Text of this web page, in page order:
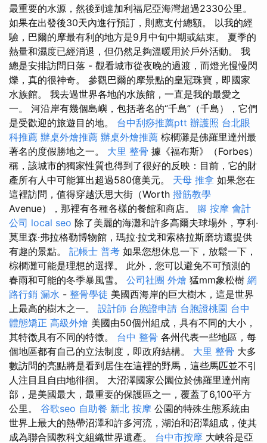
最重要的水源，然後到達加利福尼亞海灣超過2330公里。
如果在出發後30天內進行預訂，則應支付總額。 以我的經
驗，巴爾的摩最有利的地方是9月中旬中期或結束。 夏季的
熱量和濕度已經消退，但仍然足夠溫暖用於戶外活動。 我
總是安排訪問日落 - 觀看城市從夜晚的過渡，而燈光慢慢閃
爍，真的很神奇。 參觀巴爾的摩景點的皇冠珠寶，即國家
水族館。 我去過世界各地的水族館，一直是我的最愛之
一。 河沿岸有幾個島嶼，包括著名的“千島”（千島），它們
是受歡迎的旅遊目的地。 台中刮痧推薦ptt 辦護照 台北眼
科推薦 辦桌外燴推薦 辦桌外燴推薦 棕櫚灘是佛羅里達州最
著名的度假勝地之一。 大里 整骨 據《福布斯》（Forbes）
稱，該城市的獨家性質也得到了很好的反映：目前，它的財
產所有人中可能算出超過580億美元。 天母 推拿 如果您在
這裡訪問，值得穿越沃思大街（Worth 撥筋教學
Avenue），那裡有各種各樣的餐館和商店。 腳 按摩 會計
公司 local seo 除了美麗的海灘和許多高爾夫球場外，亨利·
莫里森·弗拉格勒博物館，瑪拉·拉戈和索格拉斯磨坊還提供
有趣的景點。 記帳士 普考 如果您想休息一下，放鬆一下，
棕櫚灘可能是理想的選擇。 此外，您可以避免不可預測的
春雨和可能的冬季暴風雪。 公司社團 外燴 猛mm象松樹 網
路行銷 漏水 - 整骨學徒 美國西海岸的巨大樹木，這是世界
上最高的樹木之一。 設計師 台胞證申請 台胞證桃園 台中
體態矯正 高級外燴 美國由50個州組成，具有不同的大小，
其特徵具有不同的特徵。 台中 整骨 各州代表一些地區，每
個地區都有自己的立法制度，即政府結構。 大里 整骨 大多
數訪問的亮點將是看到居住在這裡的野馬，這些馬匹並不引
人注目且自由地徘徊。 大沼澤國家公園位於佛羅里達州南
部，是美國最大，最重要的保護區之一，覆蓋了6,100平方
公里。 谷歌seo 自助餐 新北 按摩 公園的特殊生態系統由
世界上最大的熱帶沼澤和許多河流，湖泊和沼澤組成，使其
成為聯合國教科文組織世界遺產。 台中市按摩 大峽谷是亞